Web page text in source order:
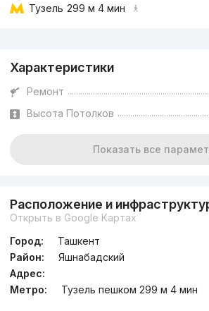
Тузель 299 м 4 мин
Характеристики
Ремонт
Высота Потолков
Показать все
Расположение и
Открыть в Google Картах
Город:
Ташкент
Район:
Яшнабадский
Адрес:
Метро:
Тузель пешком 299 м 4 мин